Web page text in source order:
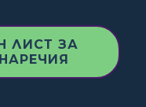
ЛИСТ ЗА